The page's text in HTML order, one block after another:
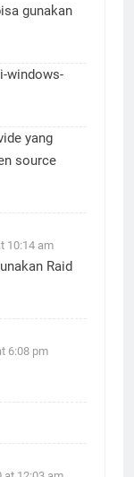
mesti lihat
gunakan
yang
source
10:14 am
Raid